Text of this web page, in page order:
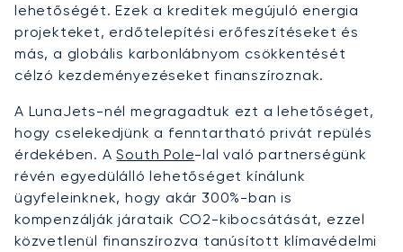
lehetőségét. Ezek a kreditek megújuló energia
projekteket, erdőtelepítési erőfeszítéseket és
más, a globális karbonlábnyom csökkentését
célzó kezdeményezéseket finanszíroznak.
A LunaJets-nél megragadtuk ezt a lehetőséget,
hogy cselekedjünk a fenntartható privát repülés
érdekében. ASouth Pole-lal való partnerségünk
révén egyedülálló lehetőséget kínálunk
ügyfeleinknek, hogy akár 300%-ban is
kompenzálják járataik CO2-kibocsátását, ezzel
közvetlenül finanszírozva tanúsított klímavédelmi